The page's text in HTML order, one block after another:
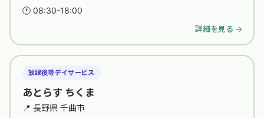
🕐 08:30-18:00
詳細を見る →
放課後等デイサービス
あとらす ちくま
📍 長野県 千曲市